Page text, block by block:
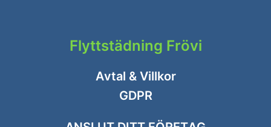
Flyttstädning Frövi
Avtal & Villkor
GDPR